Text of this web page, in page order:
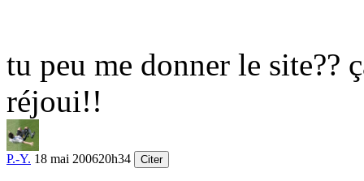
tu peu me donner le site??
réjoui!!
P.-Y. 18 mai 200620h34 Citer